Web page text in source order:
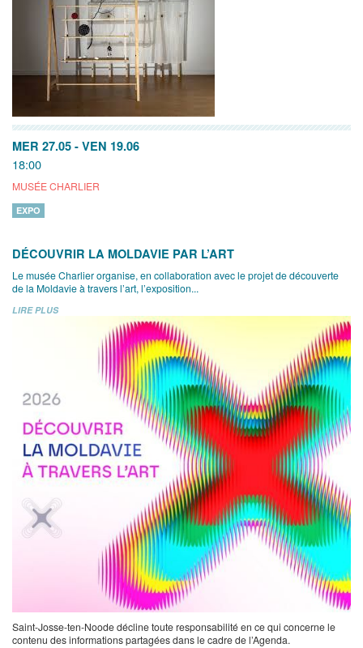
MER 27.05 - VEN 19.06
18:00
MUSÉE CHARLIER
EXPO
DÉCOUVRIR LA MOLDAVIE PAR L’ART
Le musée Charlier organise, en collaboration avec le projet de découverte
de la Moldavie à travers l’art, l’exposition...
LIRE PLUS
Saint-Josse-ten-Noode décline toute responsabilité en ce qui concerne le
contenu des informations partagées dans le cadre de l’Agenda.